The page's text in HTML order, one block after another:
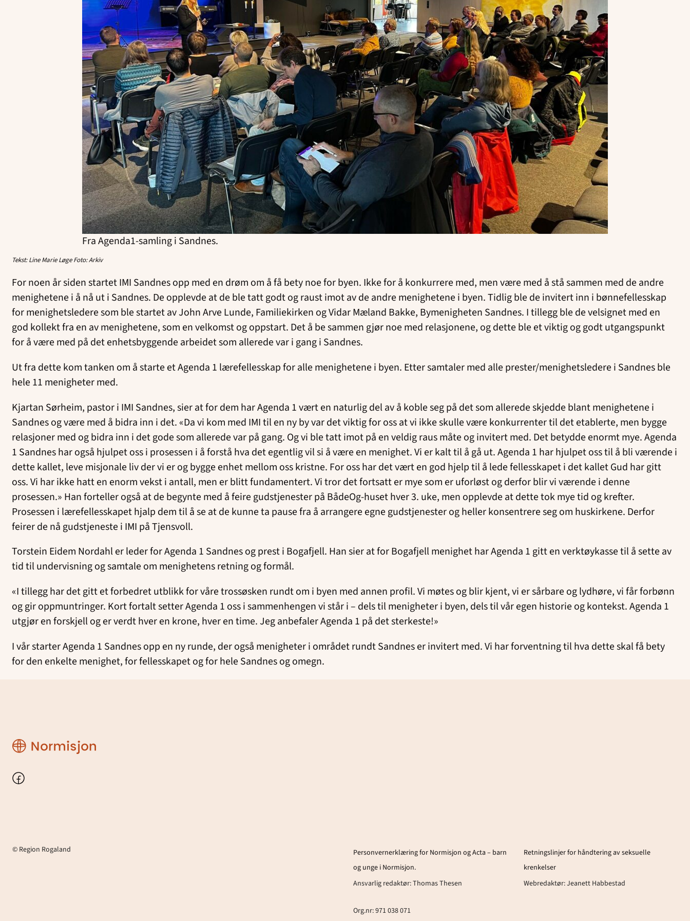
Fra Agenda1-samling i Sandnes.
Tekst: Line Marie Løge Foto: Arkiv
For noen år siden startet IMI Sandnes opp med en drøm om å få bety noe for byen. Ikke for å konkurrere med, men være med å stå sammen med de andre
menighetene i å nå ut i Sandnes. De opplevde at de ble tatt godt og raust imot av de andre menighetene i byen. Tidlig ble de invitert inn i bønnefellesskap
for menighetsledere som ble startet av John Arve Lunde, Familiekirken og Vidar Mæland Bakke, Bymenigheten Sandnes. I tillegg ble de velsignet med en
god kollekt fra en av menighetene, som en velkomst og oppstart. Det å be sammen gjør noe med relasjonene, og dette ble et viktig og godt utgangspunkt
for å være med på det enhetsbyggende arbeidet som allerede var i gang i Sandnes.
Ut fra dette kom tanken om å starte et Agenda 1 lærefellesskap for alle menighetene i byen. Etter samtaler med alle prester/menighetsledere i Sandnes ble
hele 11 menigheter med.
Kjartan Sørheim, pastor i IMI Sandnes, sier at for dem har Agenda 1 vært en naturlig del av å koble seg på det som allerede skjedde blant menighetene i
Sandnes og være med å bidra inn i det. «Da vi kom med IMI til en ny by var det viktig for oss at vi ikke skulle være konkurrenter til det etablerte, men bygge
relasjoner med og bidra inn i det gode som allerede var på gang. Og vi ble tatt imot på en veldig raus måte og invitert med. Det betydde enormt mye. Agenda
1 Sandnes har også hjulpet oss i prosessen i å forstå hva det egentlig vil si å være en menighet. Vi er kalt til å gå ut. Agenda 1 har hjulpet oss til å bli værende i
dette kallet, leve misjonale liv der vi er og bygge enhet mellom oss kristne. For oss har det vært en god hjelp til å lede fellesskapet i det kallet Gud har gitt
oss. Vi har ikke hatt en enorm vekst i antall, men er blitt fundamentert. Vi tror det fortsatt er mye som er uforløst og derfor blir vi værende i denne
prosessen.» Han forteller også at de begynte med å feire gudstjenester på BådeOg-huset hver 3. uke, men opplevde at dette tok mye tid og krefter.
Prosessen i lærefellesskapet hjalp dem til å se at de kunne ta pause fra å arrangere egne gudstjenester og heller konsentrere seg om huskirkene. Derfor
feirer de nå gudstjeneste i IMI på Tjensvoll.
Torstein Eidem Nordahl er leder for Agenda 1 Sandnes og prest i Bogafjell. Han sier at for Bogafjell menighet har Agenda 1 gitt en verktøykasse til å sette av
tid til undervisning og samtale om menighetens retning og formål.
«I tillegg har det gitt et forbedret utblikk for våre trossøsken rundt om i byen med annen profil. Vi møtes og blir kjent, vi er sårbare og lydhøre, vi får forbønn
og gir oppmuntringer. Kort fortalt setter Agenda 1 oss i sammenhengen vi står i – dels til menigheter i byen, dels til vår egen historie og kontekst. Agenda 1
utgjør en forskjell og er verdt hver en krone, hver en time. Jeg anbefaler Agenda 1 på det sterkeste!»
I vår starter Agenda 1 Sandnes opp en ny runde, der også menigheter i området rundt Sandnes er invitert med. Vi har forventning til hva dette skal få bety
for den enkelte menighet, for fellesskapet og for hele Sandnes og omegn.
Region
Rogaland
Facebook
© Region Rogaland
Personvernerklæring for Normisjon og Acta – barn
og unge i Normisjon.
Retningslinjer for håndtering av seksuelle
krenkelser
Ansvarlig redaktør:Thomas Thesen Webredaktør:Jeanett Habbestad
Org.nr: 971 038 071